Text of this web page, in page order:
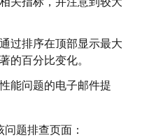
过排序在顶部显示最大
的百分比变化。
能问题的电子邮件提
题排查页面：